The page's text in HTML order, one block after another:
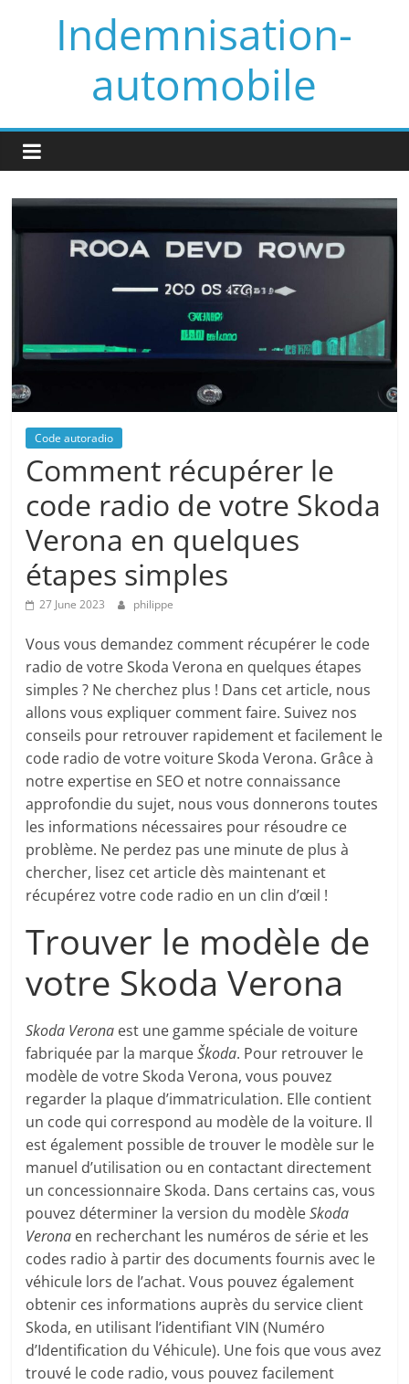
Indemnisation-
automobile
Code autoradio
Comment récupérer le
code radio de votre Skoda
Verona en quelques
étapes simples
27 June 2023 philippe
Vous vous demandez comment récupérer le code
radio de votre Skoda Verona en quelques étapes
simples ? Ne cherchez plus ! Dans cet article, nous
allons vous expliquer comment faire. Suivez nos
conseils pour retrouver rapidement et facilement le
code radio de votre voiture Skoda Verona. Grâce à
notre expertise en SEO et notre connaissance
approfondie du sujet, nous vous donnerons toutes
les informations nécessaires pour résoudre ce
problème. Ne perdez pas une minute de plus à
chercher, lisez cet article dès maintenant et
récupérez votre code radio en un clin d’œil !
Trouver le modèle de
votre Skoda Verona
Skoda Verona est une gamme spéciale de voiture
fabriquée par la marqueŠkoda. Pour retrouver le
modèle de votre Skoda Verona, vous pouvez
regarder la plaque d’immatriculation. Elle contient
un code qui correspond au modèle de la voiture. Il
est également possible de trouver le modèle sur le
manuel d’utilisation ou en contactant directement
un concessionnaire Skoda. Dans certains cas, vous
pouvez déterminer la version du modèleSkoda
Verona en recherchant les numéros de série et les
codes radio à partir des documents fournis avec le
véhicule lors de l’achat. Vous pouvez également
obtenir ces informations auprès du service client
Skoda, en utilisant l’identifiant VIN (Numéro
d’Identification du Véhicule). Une fois que vous avez
trouvé le code radio, vous pouvez facilement